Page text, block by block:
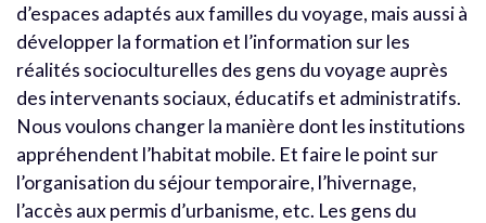
d’espaces adaptés aux familles du voyage, mais aussi à
développer la formation et l’information sur les
réalités socioculturelles des gens du voyage auprès
des intervenants sociaux, éducatifs et administratifs.
Nous voulons changer la manière dont les institutions
appréhendent l’habitat mobile. Et faire le point sur
l’organisation du séjour temporaire, l’hivernage,
l’accès aux permis d’urbanisme, etc. Les gens du